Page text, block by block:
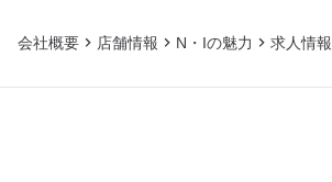
会社概要 店舗情報 N・Iの魅力 求人情報